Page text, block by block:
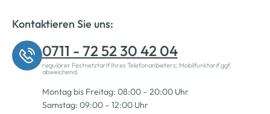
Kontaktieren Sie uns:
0711 - 72 52 30 42 04
regulärer Festnetztarif Ihres Telefonanbieters, Mobilfunktarif ggf.
abweichend.
Montag bis Freitag: 08:00 – 20:00 Uhr
Samstag: 09:00 – 12:00 Uhr